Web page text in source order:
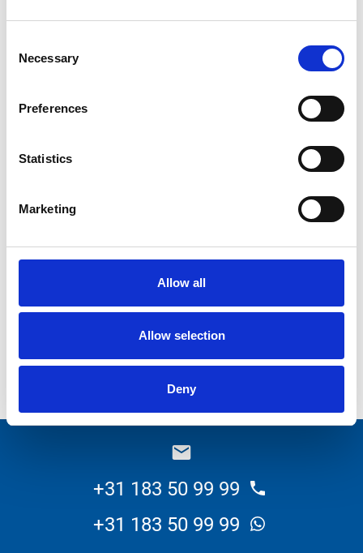
Selection
Necessary
Preferences
Statistics
Marketing
Allow all
Allow selection
Deny
Voor- en achternaam *
Wat wilt u weten over dit product?
+31 183 50 99 99
+31 183 50 99 99